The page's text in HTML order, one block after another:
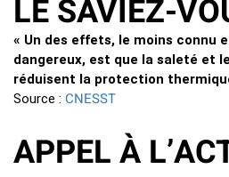
LE SAVIEZ-
« Un des effets, le moins connu
dangereux, est que la saleté et
réduisent la protection
Source : CNESST
APPEL À